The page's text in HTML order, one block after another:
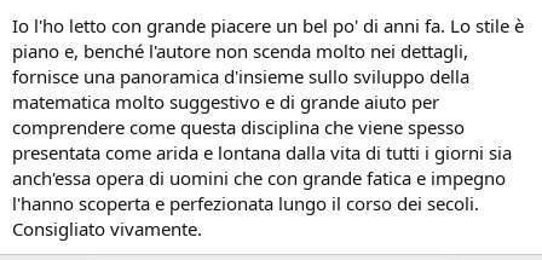
Io l'ho letto con grande piacere un bel po' di anni fa. Lo stile è
piano e, benché l'autore non scenda molto nei dettagli,
fornisce una panoramica d'insieme sullo sviluppo della
matematica molto suggestivo e di grande aiuto per
comprendere come questa disciplina che viene spesso
presentata come arida e lontana dalla vita di tutti i giorni sia
anch'essa opera di uomini che con grande fatica e impegno
l'hanno scoperta e perfezionata lungo il corso dei secoli.
Consigliato vivamente.